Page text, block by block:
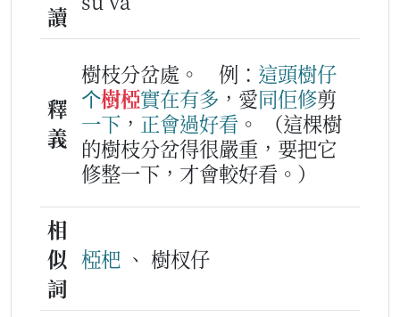
讀
釋
義
樹枝分岔處。 例： 這頭樹仔
个樹椏實在有多 ，愛同佢修剪
一下 ， 正會過好看 。
（這棵樹
的樹枝分岔得很嚴重，要把它
修整一下，才會較好看。）
相
似
詞
椏杷 、 樹杈仔